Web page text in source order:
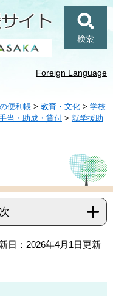
Foreign Language
便利帳 > 教育・文化 > 学校
当・助成・貸付> 就学援助
日：2026年4月1日更新